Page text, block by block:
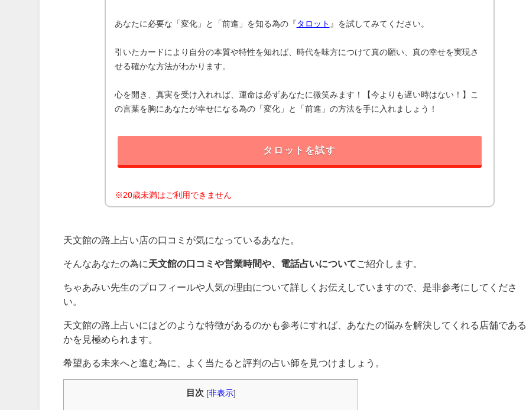
あなたに必要な「変化」と「前進」を知る為の『 タロット 』を試してみてください。
引いたカードにより自分の本質や特性を知れば、時代を味方につけて真の願い、真の幸せを実現さ
せる確かな方法がわかります。
心を開き、真実を受け入れれば、運命は必ずあなたに微笑みます！【今よりも遅い時はない！】こ
の言葉を胸にあなたが幸せになる為の「変化」と「前進」の方法を手に入れましょう！
タロットを試す
※20歳未満はご利用できません
天文館の路上占い店の口コミが気になっているあなた。
そんなあなたの為に天文館の口コミや営業時間や、電話占いについてご紹介します。
ちゃあみい先生のプロフィールや人気の理由について詳しくお伝えしていますので、是非参考にしてくださ
い。
天文館の路上占いにはどのような特徴があるのかも参考にすれば、あなたの悩みを解決してくれる店舗である
かを見極められます。
希望ある未来へと進む為に、よく当たると評判の占い師を見つけましょう。
目次 [非表示]